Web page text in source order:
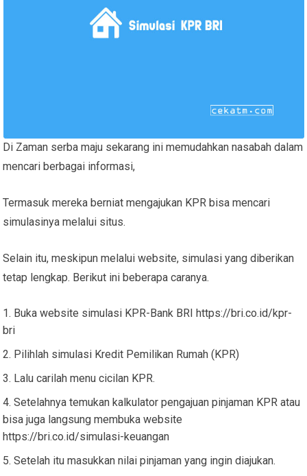
Di Zaman serba maju sekarang ini memudahkan nasabah dalam
mencari berbagai informasi,
Termasuk mereka berniat mengajukan KPR bisa mencari
simulasinya melalui situs.
Selain itu, meskipun melalui website, simulasi yang diberikan
tetap lengkap. Berikut ini beberapa caranya.
Buka website simulasi KPR-Bank BRI https://bri.co.id/kpr-
bri
Pilihlah simulasi Kredit Pemilikan Rumah (KPR)
Lalu carilah menu cicilan KPR.
Setelahnya temukan kalkulator pengajuan pinjaman KPR atau
bisa juga langsung membuka website
https://bri.co.id/simulasi-keuangan
Setelah itu masukkan nilai pinjaman yang ingin diajukan.